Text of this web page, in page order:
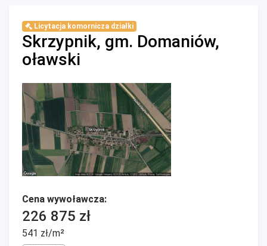
Licytacja komornicza działki
Skrzypnik, gm. Domaniów,
oławski
Cena wywoławcza:
226 875 zł
541 zł/m²